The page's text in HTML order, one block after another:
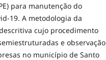
para manutenção do
19. A metodologia da
cujo procedimento
e observação
no município de Santo